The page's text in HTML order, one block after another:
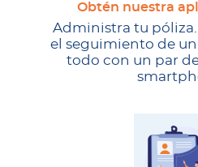
Obtén nuestra
Administra tu póliza.
el seguimiento de
todo con un par